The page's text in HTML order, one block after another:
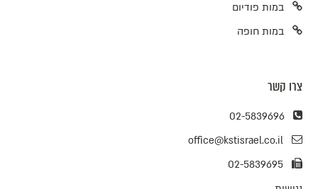
במות פודיום
במות חופה
צרו קשר
02-5839696
office@kstisrael.co.il
02-5839695